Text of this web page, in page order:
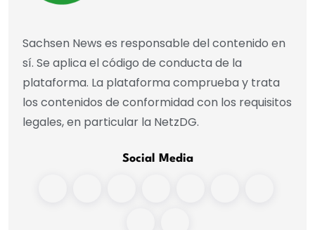
Sachsen News es responsable del contenido en
sí. Se aplica el código de conducta de la
plataforma. La plataforma comprueba y trata
los contenidos de conformidad con los requisitos
legales, en particular la NetzDG.
Social Media